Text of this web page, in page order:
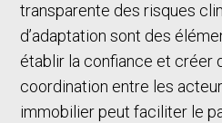
transparente des risques
d’adaptation sont des
établir la confiance et créer
coordination entre les
immobilier peut faciliter le